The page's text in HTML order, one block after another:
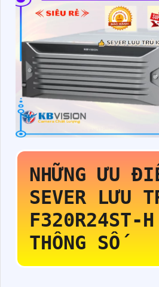
NHỮNG ƯU
SEVER LƯU
F320R24ST-H
THÔNG SỐ